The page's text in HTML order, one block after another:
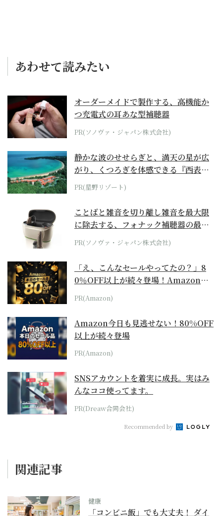
あわせて読みたい
オーダーメイドで製作する、高機能か
つ充電式の耳あな型補聴器
PR(ソノヴァ・ジャパン株式会社)
静かな波のせせらぎと、満天の星が広
がり、くつろぎを体感できる『西表島
ホテル by...
PR(星野リゾート)
ことばと雑音を切り離し雑音を最大限
に除去する、フォナック補聴器の最上
位モデル
PR(ソノヴァ・ジャパン株式会社)
「え、こんなセールやってたの？」8
0％OFF以上が続々登場！Amazonの
本気が...
PR(Amazon)
Amazon今日も見逃せない！80%OFF
以上が続々登場
PR(Amazon)
SNSアカウントを着実に成長。実はみ
んなココ使ってます。
PR(Dreaw合同会社)
Recommended by
関連記事
健康
「コンビニ飯」でも大丈夫！ ダイ